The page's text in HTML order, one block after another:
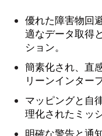
優れた障害物回
適なデータ取得
ション。
簡素化され、直
リーンインター
マッピングと自
理化されたミッ